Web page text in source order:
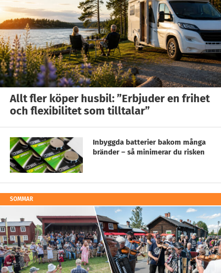
Allt fler köper husbil: ”Erbjuder en frihet
och flexibilitet som tilltalar”
Inbyggda batterier bakom många
bränder – så minimerar du risken
SOMMAR